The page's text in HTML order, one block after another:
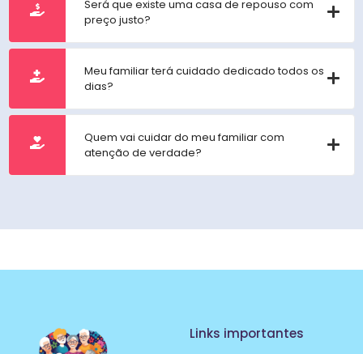
Será que existe uma casa de repouso com
preço justo?
Meu familiar terá cuidado dedicado todos os
dias?
Quem vai cuidar do meu familiar com
atenção de verdade?
Links importantes